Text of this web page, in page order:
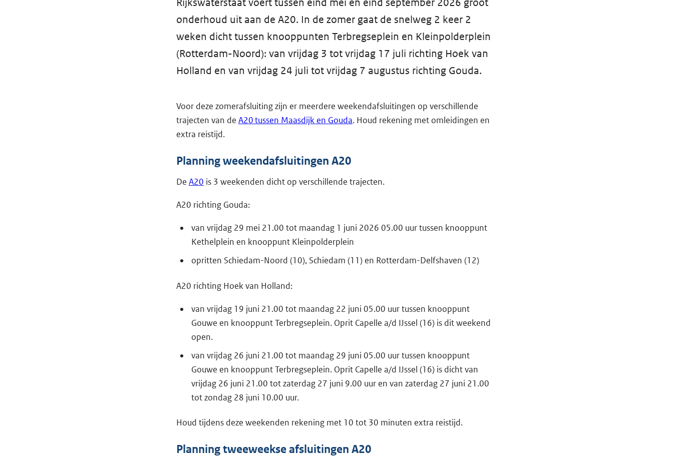
Rijkswaterstaat voert tussen eind mei en eind september 2026 groot
onderhoud uit aan de A20. In de zomer gaat de snelweg 2 keer 2
weken dicht tussen knooppunten Terbregseplein en Kleinpolderplein
(Rotterdam-Noord): van vrijdag 3 tot vrijdag 17 juli richting Hoek van
Holland en van vrijdag 24 juli tot vrijdag 7 augustus richting Gouda.
Voor deze zomerafsluiting zijn er meerdere weekendafsluitingen op verschillende
trajecten van de A20 tussen Maasdijk en Gouda. Houd rekening met omleidingen en
extra reistijd.
Planning weekendafsluitingen A20
De A20 is 3 weekenden dicht op verschillende trajecten.
A20 richting Gouda:
van vrijdag 29 mei 21.00 tot maandag 1 juni 2026 05.00 uur tussen knooppunt
Kethelplein en knooppunt Kleinpolderplein
opritten Schiedam-Noord (10), Schiedam (11) en Rotterdam-Delfshaven (12)
A20 richting Hoek van Holland:
van vrijdag 19 juni 21.00 tot maandag 22 juni 05.00 uur tussen knooppunt
Gouwe en knooppunt Terbregseplein. Oprit Capelle a/d IJssel (16) is dit weekend
open.
van vrijdag 26 juni 21.00 tot maandag 29 juni 05.00 uur tussen knooppunt
Gouwe en knooppunt Terbregseplein. Oprit Capelle a/d IJssel (16) is dicht van
vrijdag 26 juni 21.00 tot zaterdag 27 juni 9.00 uur en van zaterdag 27 juni 21.00
tot zondag 28 juni 10.00 uur.
Houd tijdens deze weekenden rekening met 10 tot 30 minuten extra reistijd.
Planning tweeweekse afsluitingen A20